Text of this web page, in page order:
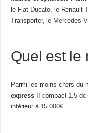
le Fiat Ducato, le Renault
Transporter, le Mercedes
Quel est le
Parmi les moins chers du
express II compact 1.5
inférieur à 15 000€.